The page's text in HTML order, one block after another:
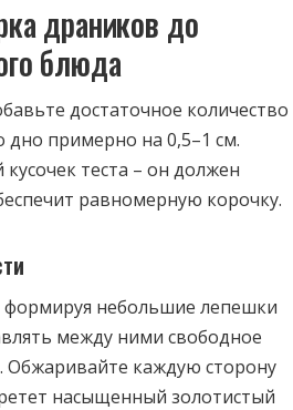
драников до
блюда
достаточное количество
дно примерно на 0,5–1 см.
теста – он должен
равномерную корочку.
небольшие лепешки
между ними свободное
Обжаривайте каждую сторону
насыщенный золотистый